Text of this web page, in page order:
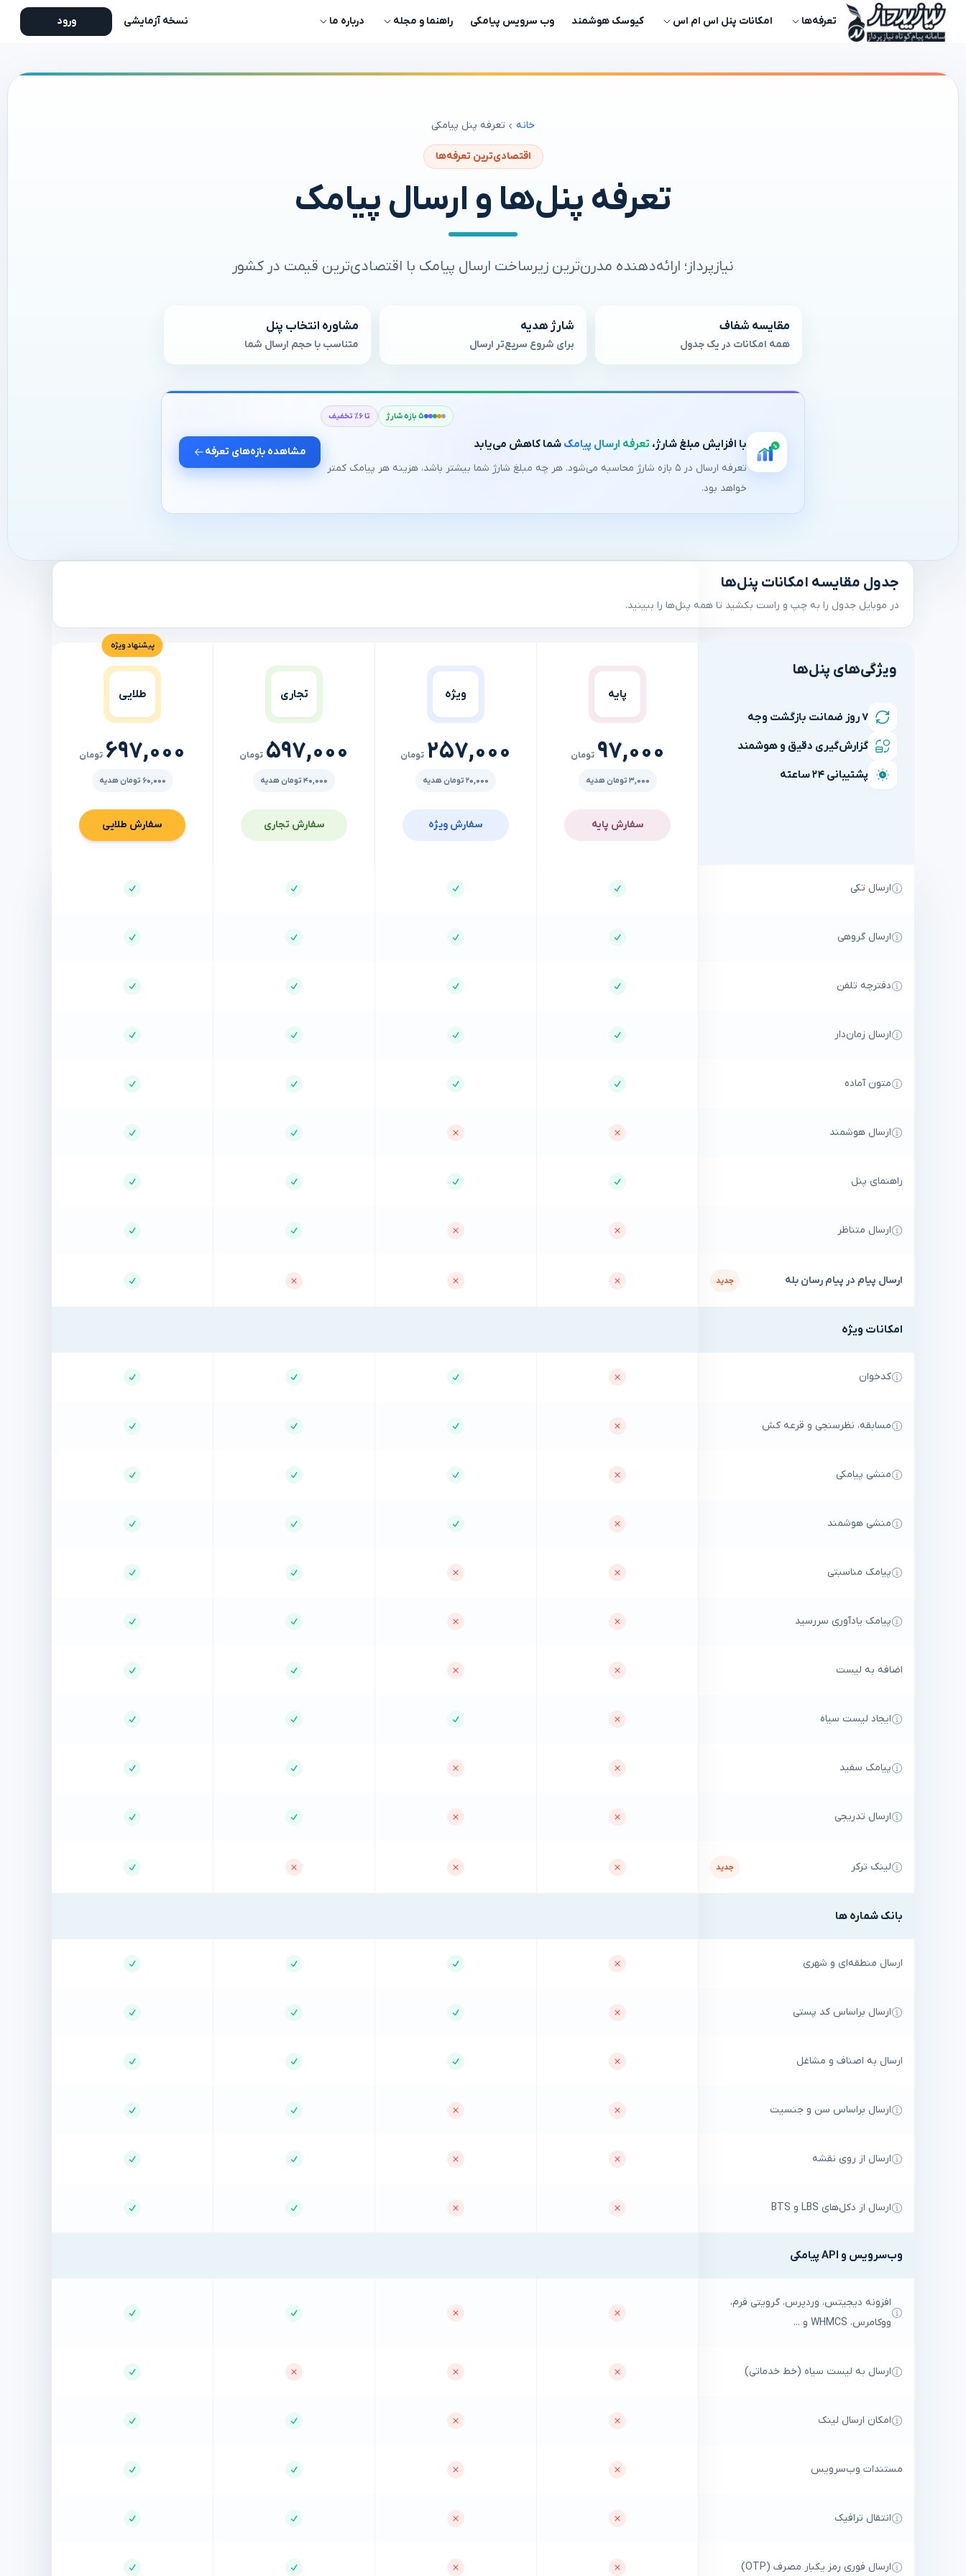
تعرفه‌ها امکانات پنل اس ام اس کیوسک هوشمند وب سرویس پیامکی راهنما و مجله درباره‌ ما نسخه آزمایشی ورود
خانه تعرفه پنل پیامکی
اقتصادی‌ترین تعرفه‌ها
تعرفه پنل‌ها و ارسال پیامک
نیازپرداز؛ ارائه‌دهنده مدرن‌ترین زیرساخت ارسال پیامک با اقتصادی‌ترین قیمت در کشور
مقایسه شفاف
همه امکانات در یک جدول
شارژ هدیه
برای شروع سریع‌تر ارسال
مشاوره انتخاب پنل
متناسب با حجم ارسال شما
%
۵ بازه شارژ تا ۶٪ تخفیف
با افزایش مبلغ شارژ، تعرفه ارسال پیامک شما کاهش می‌یابد
تعرفه ارسال در ۵ بازه شارژ محاسبه می‌شود. هر چه مبلغ شارژ شما بیشتر باشد، هزینه هر پیامک کمتر
خواهد بود.
مشاهده بازه‌های تعرفه
جدول مقایسه امکانات پنل‌ها
در موبایل جدول را به چپ و راست بکشید تا همه پنل‌ها را ببینید.
ویژگی‌های پنل‌ها
۷ روز ضمانت بازگشت وجه
گزارش‌گیری دقیق و هوشمند
پشتیبانی ۲۴ ساعته
پایه
97,000 تومان
3,000 تومان هدیه
سفارش پایه
ویژه
257,000 تومان
20,000 تومان هدیه
سفارش ویژه
تجاری
597,000 تومان
40,000 تومان هدیه
سفارش تجاری
پیشنهاد ویژه
طلایی
697,000 تومان
60,000 تومان هدیه
سفارش طلایی
ارسال تکی
ارسال گروهی
دفترچه تلفن
ارسال زمان‌دار
متون آماده
ارسال هوشمند
راهنمای پنل
ارسال متناظر
ارسال پیام در پیام رسان بله جدید
امکانات ویژه
کدخوان
مسابقه، نظرسنجی و قرعه کش
منشی پیامکی
منشی هوشمند
پیامک مناسبتی
پیامک یادآوری سررسید
اضافه به لیست
ایجاد لیست سیاه
پیامک سفید
ارسال تدریجی
لینک ترکر جدید
بانک شماره ها
ارسال منطقه‌ای و شهری
ارسال براساس کد پستی
ارسال به اصناف و مشاغل
ارسال براساس سن و جنسیت
ارسال از روی نقشه
ارسال از دکل‌های LBS و BTS
وب‌سرویس و API پیامکی
افزونه دیجیتس، وردپرس، گرویتی فرم،
ووکامرس، WHMCS و ...
ارسال به لیست سیاه (خط خدماتی)
امکان ارسال لینک
مستندات وب‌سرویس
انتقال ترافیک
ارسال فوری رمز یکبار مصرف (OTP)